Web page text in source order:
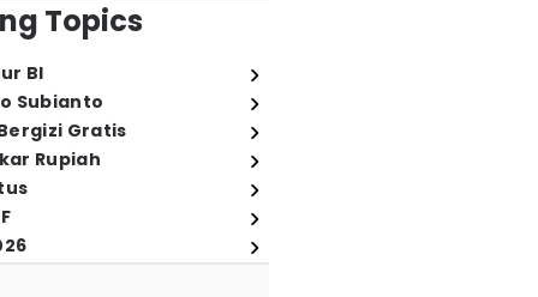
Topics
BI
Subianto
Gratis
Rupiah